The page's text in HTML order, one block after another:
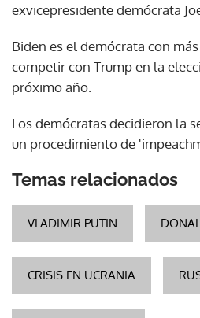
exvicepresidente demócrata
Biden es el demócrata con
competir con Trump en la
próximo año.
Los demócratas decidieron la
un procedimiento de
Temas relacionados
VLADIMIR PUTIN
CRISIS EN UCRANIA